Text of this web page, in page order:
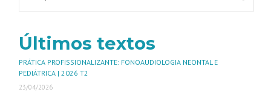
Últimos textos
PRÁTICA PROFISSIONALIZANTE: FONOAUDIOLOGIA NEONTAL E
PEDIÁTRICA | 2026 T2
23/04/2026